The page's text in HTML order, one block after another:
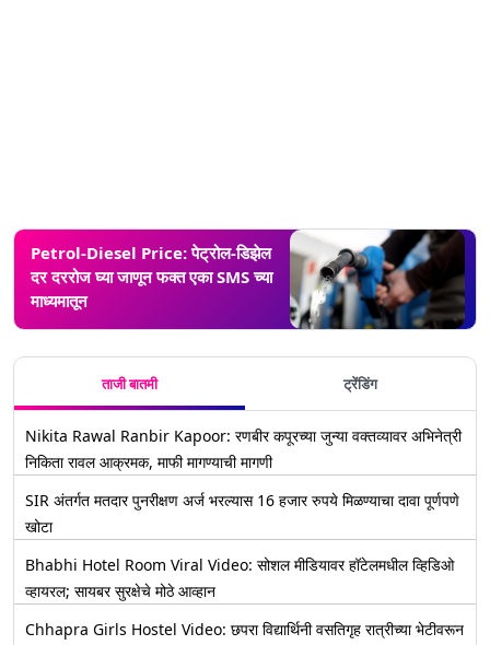
Petrol-Diesel Price: पेट्रोल-डिझेल
दर दररोज घ्या जाणून फक्त एका SMS च्या
माध्यमातून
ताजी बातमी ट्रेंडिंग
Nikita Rawal Ranbir Kapoor: रणबीर कपूरच्या जुन्या वक्तव्यावर अभिनेत्री
निकिता रावल आक्रमक, माफी मागण्याची मागणी
SIR अंतर्गत मतदार पुनरीक्षण अर्ज भरल्यास 16 हजार रुपये मिळण्याचा दावा पूर्णपणे
खोटा
Bhabhi Hotel Room Viral Video: सोशल मीडियावर हॉटेलमधील व्हिडिओ
व्हायरल; सायबर सुरक्षेचे मोठे आव्हान
Chhapra Girls Hostel Video: छपरा विद्यार्थिनी वसतिगृह रात्रीच्या भेटीवरून